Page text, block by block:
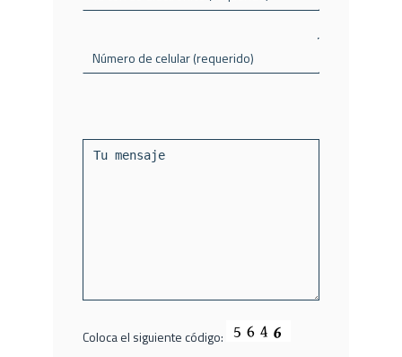
Número de celular (requerido)
Coloca el siguiente código: